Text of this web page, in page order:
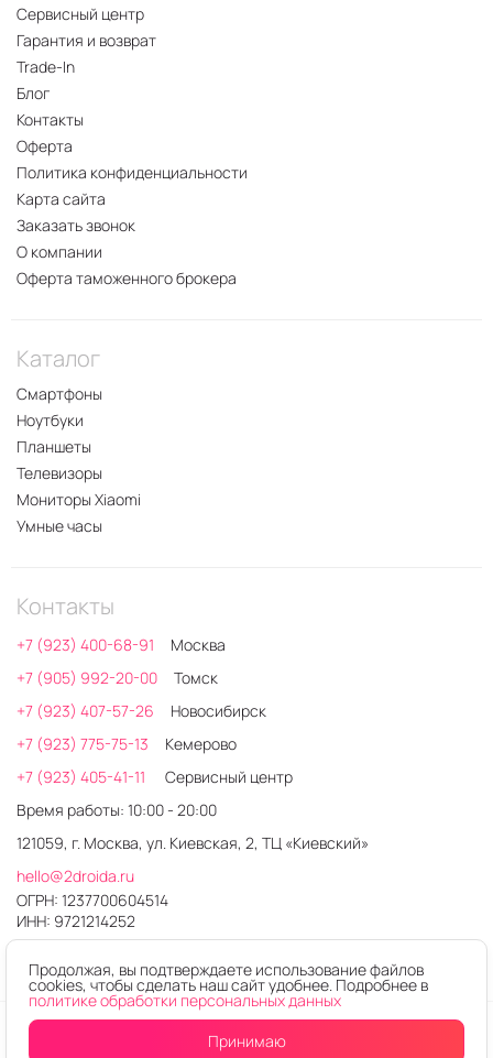
Уведомитьо поступлении
Сервисный центр
Гарантия и возврат
Trade-In
Блог
Контакты
Оферта
Политика конфиденциальности
Карта сайта
Заказать звонок
О компании
Оферта таможенного брокера
Каталог
Смартфоны
Ноутбуки
Планшеты
Телевизоры
Мониторы Xiaomi
Умные часы
Контакты
+7 (923) 400-68-91
Москва
+7 (905) 992-20-00
Томск
+7 (923) 407-57-26
Новосибирск
+7 (923) 775-75-13
Кемерово
+7 (923) 405-41-11
Сервисный центр
Время работы: 10:00 - 20:00
121059, г. Москва, ул. Киевская, 2, ТЦ «Киевский»
hello@2droida.ru
ОГРН: 1237700604514
ИНН: 9721214252
© 2026. Любое использование контента без письменного
Продолжая, вы подтверждаете использование файлов
cookies, чтобы сделать наш сайт удобнее. Подробнее в
политике обработки персональных данных
Принимаю